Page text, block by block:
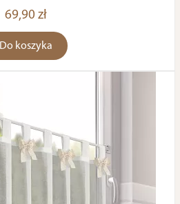
69,90 zł
Do koszyka